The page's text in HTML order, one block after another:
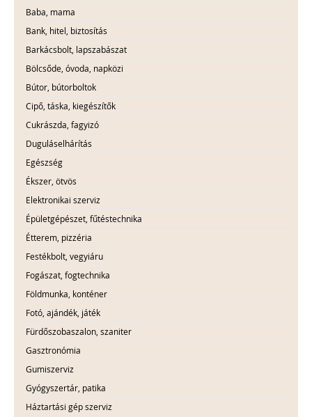
Baba, mama
Bank, hitel, biztosítás
Barkácsbolt, lapszabászat
Bölcsőde, óvoda, napközi
Bútor, bútorboltok
Cipő, táska, kiegészítők
Cukrászda, fagyizó
Duguláselhárítás
Egészség
Ékszer, ötvös
Elektronikai szerviz
Épületgépészet, fűtéstechnika
Étterem, pizzéria
Festékbolt, vegyiáru
Fogászat, fogtechnika
Földmunka, konténer
Fotó, ajándék, játék
Fürdőszobaszalon, szaniter
Gasztronómia
Gumiszerviz
Gyógyszertár, patika
Háztartási gép szerviz